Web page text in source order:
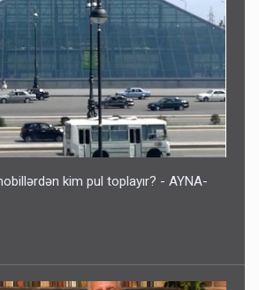
kim pul toplayır? - AYNA-